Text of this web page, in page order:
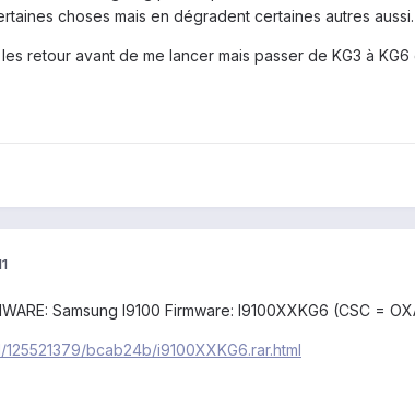
choses mais en dégradent certaines autres aussi.
retour avant de me lancer mais passer de KG3 à
Samsung I9100 Firmware: I9100XXKG6 (CSC =
bcab24b/i9100XXKG6.rar.html